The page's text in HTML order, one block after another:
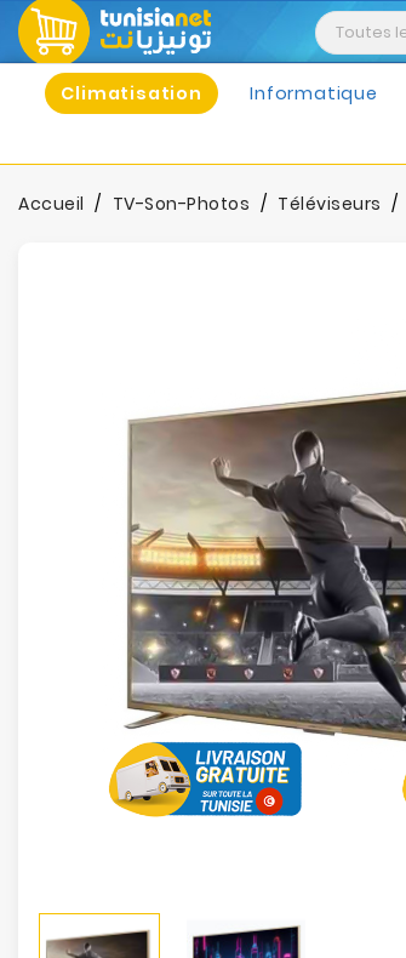
Climatisation Informatique
Accueil TV-Son-Photos Téléviseurs